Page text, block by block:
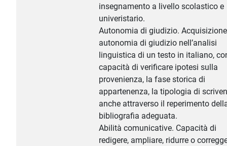
insegnamento a livello scolastico e
univeristario.
Autonomia di giudizio.
autonomia di giudizio nell’analisi
linguistica di un testo in italiano,
capacità di verificare ipotesi sulla
provenienza, la fase storica di
appartenenza, la tipologia di
anche attraverso il reperimento
bibliografia adeguata.
Abilità comunicative. Capacità di
redigere, ampliare, ridurre o